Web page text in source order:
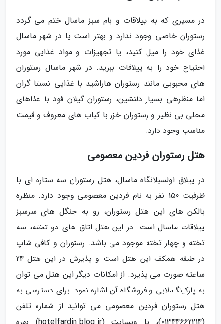
در مسیری که به ییلاقات و بام سبز ماسال ختم می گردد
رستوران خاصی وجود ندارد و بهتر است یا در شهر ماسال
غذای خود را میل کنید، یا تجهیزات و مواد غذایی مورد
احتیاج خود را به ییلاقات ببرید. در شهر ماسال رستوران
های محبوبی مانند رستوران هاراشید با غذایی نسبتا گران
اما منظرهی بسیار دلنشین، رستوران گیلان فود با غذاهای
محلی بی نظیر و رستوران خزر با کباب های معروف و قیمت
مناسب وجود دارد.
هتل رستوران فردین معصومی
در ییلاق اولسبلانگاه ماسال، هتل رستوران سه ستاره ای با
ظرفیت 150 نفر به نام فردین معصومی وجود دارد. منظره
بالکن های این هتل رستوران، رو به جنگل های سرسبز
ییلاقات ماسال است. در این هتل اتاق های دو تخته، سه
تخته و چهار تخته موجود می باشد. رستوران و کافی شاپ
در طبقه همکف این هتل است و پذیرش در این هتل 24
ساعته صورت می پذیرد. از امکانات دیگر این هتل می توان
به پارکینگ،لابی و فروشگاه آن اشاره نمود. برای دسترسی به
هتل رستوران فردین معصومی می توانید از شماره تلفن